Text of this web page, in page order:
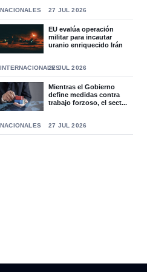
NACIONALES 27 JUL 2026
EU evalúa operación
militar para incautar
uranio enriquecido Irán
INTERNACIONALES27 JUL 2026
Mientras el Gobierno
define medidas contra
trabajo forzoso, el sect...
NACIONALES 27 JUL 2026